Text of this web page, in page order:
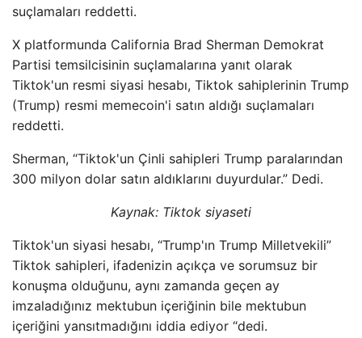
suçlamaları reddetti.
X platformunda California Brad Sherman Demokrat
Partisi temsilcisinin suçlamalarına yanıt olarak
Tiktok'un resmi siyasi hesabı, Tiktok sahiplerinin Trump
(Trump) resmi memecoin'i satın aldığı suçlamaları
reddetti.
Sherman, “Tiktok'un Çinli sahipleri Trump paralarından
300 milyon dolar satın aldıklarını duyurdular.” Dedi.
Kaynak: Tiktok siyaseti
Tiktok'un siyasi hesabı, “Trump'ın Trump Milletvekili”
Tiktok sahipleri, ifadenizin açıkça ve sorumsuz bir
konuşma olduğunu, aynı zamanda geçen ay
imzaladığınız mektubun içeriğinin bile mektubun
içeriğini yansıtmadığını iddia ediyor “dedi.